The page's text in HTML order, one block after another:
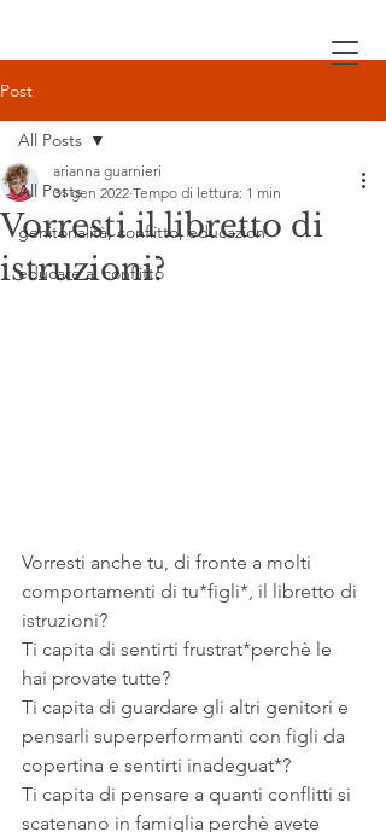
Post
All Posts
genitorialità, conflitto, educazion
educare al conflitto
All Posts
Vorresti il libretto di
istruzioni?
arianna guarnieri
31 gen 2022 Tempo di lettura: 1 min
Vorresti anche tu, di fronte a molti
comportamenti di tu*figli*, il libretto di
istruzioni?
Ti capita di sentirti frustrat*perchè le
hai provate tutte?
Ti capita di guardare gli altri genitori e
pensarli superperformanti con figli da
copertina e sentirti inadeguat*?
Ti capita di pensare a quanti conflitti si
scatenano in famiglia perchè avete